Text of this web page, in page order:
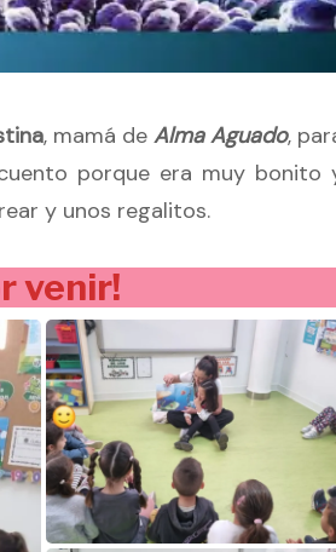
, mamá de Alma Aguado,
porque era muy bonito
y unos regalitos.
venir!